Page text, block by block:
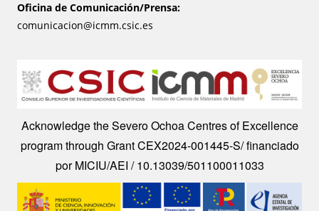
Oficina de Comunicación/Prensa:
comunicacion@icmm.csic.es
Image
Acknowledge the Severo Ochoa Centres of Excellence
program through Grant CEX2024-001445-S/ financiado
por MICIU/AEI / 10.13039/501100011033
Image